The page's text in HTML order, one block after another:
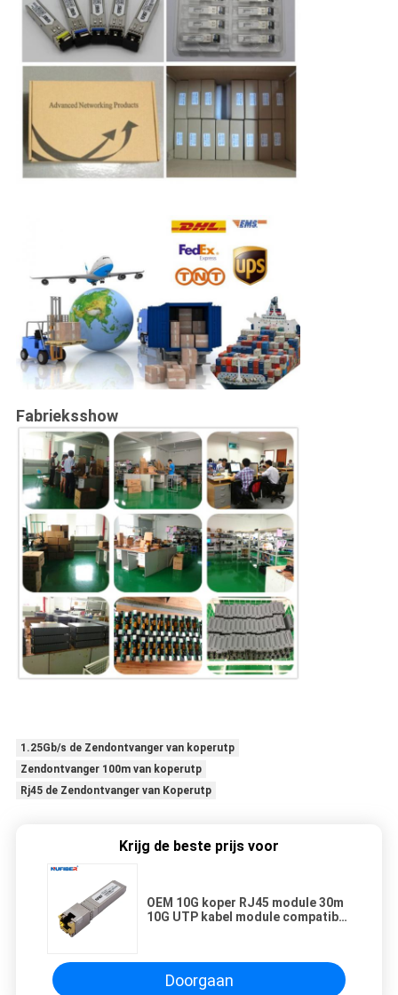
Fabrieksshow
1.25Gb/s de Zendontvanger van koperutp
Zendontvanger 100m van koperutp
Rj45 de Zendontvanger van Koperutp
Krijg de beste prijs voor
OEM 10G koper RJ45 module 30m
10G UTP kabel module compatibel
Doorgaan